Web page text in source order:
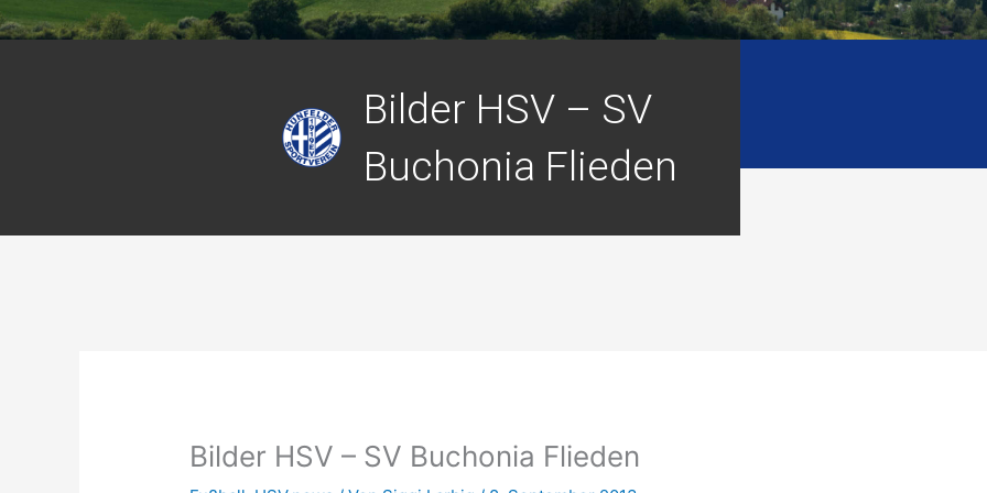
Bilder HSV – SV
Buchonia Flieden
Bilder HSV – SV Buchonia Flieden